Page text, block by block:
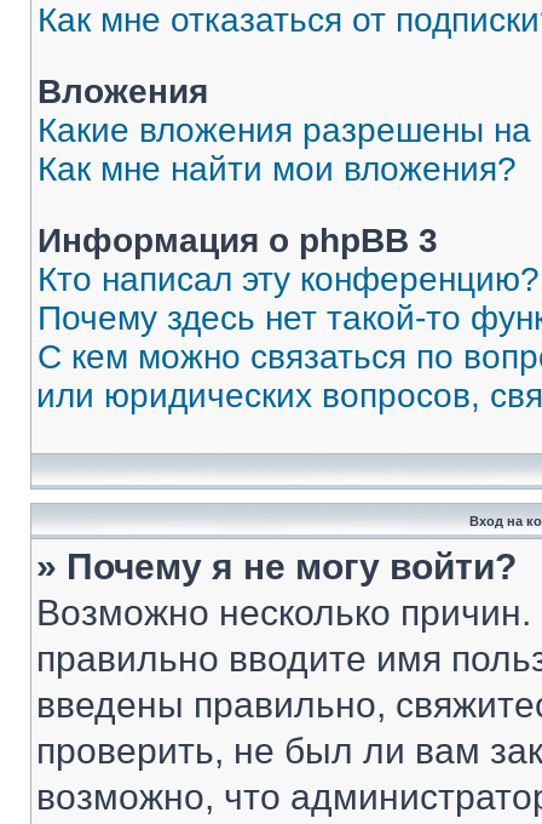
Как мне отказаться от
Вложения
Какие вложения разрешены
Как мне найти мои вложения?
Информация о phpBB 3
Кто написал эту конференцию?
Почему здесь нет такой-то
С кем можно связаться по
или юридических вопросов,
Вход на
» Почему я не могу войти?
Возможно несколько
правильно вводите имя
введены правильно,
проверить, не был ли вам
возможно, что